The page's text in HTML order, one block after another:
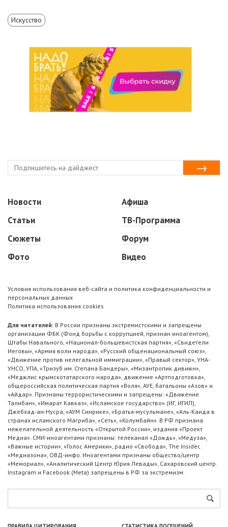
Искусство
Новости
Статьи
Сюжеты
Фото
Афиша
ТВ-Программа
Форум
Видео
Условия использования веб-сайта и политика конфиденциальности и
персональных данных
Политика использования cookies
Для читателей: В России признаны экстремистскими и запрещены
организации ФБК (Фонд борьбы с коррупцией, признан иноагентом),
Штабы Навального, «Национал-большевистская партия», «Свидетели
Иеговы», «Армия воли народа», «Русский общенациональный союз»,
«Движение против нелегальной иммиграции», «Правый сектор», УНА-
УНСО, УПА, «Тризуб им. Степана Бандеры», «Мизантропик дивижн»,
«Меджлис крымскотатарского народа», движение «Артподготовка»,
общероссийская политическая партия «Воля», АУЕ, батальоны «Азов» и
«Айдар». Признаны террористическими и запрещены: «Движение
Талибан», «Имарат Кавказ», «Исламское государство» (ИГ, ИГИЛ),
Джебхад-ан-Нусра, «АУМ Синрике», «Братья-мусульмане», «Аль-Каида в
странах исламского Магриба», «Сеть», «Колумбайн». В РФ признана
нежелательной деятельность «Открытой России», издания «Проект
Медиа». СМИ-иноагентами признаны: телеканал «Дождь», «Медуза»,
«Важные истории», «Голос Америки», радио «Свобода», The Insider,
«Медиазона», ОВД-инфо. Иноагентами признаны общество/центр
«Мемориал», «Аналитический Центр Юрия Левады», Сахаровский центр.
Instagram и Facebook (Metа) запрещены в РФ за экстремизм.